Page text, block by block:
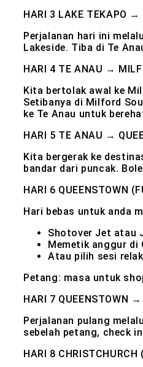
HARI 3 LAKE TEKAPO →
Perjalanan hari ini
Lakeside. Tiba di Te
HARI 4 TE ANAU →
Kita bertolak awal ke
Setibanya di Milford
ke Te Anau untuk
HARI 5 TE ANAU →
Kita bergerak ke
bandar dari puncak.
HARI 6 QUEENSTOWN
Hari bebas untuk anda
Shotover Jet atau
Memetik anggur di
Atau pilih sesi
Petang: masa untuk
HARI 7 QUEENSTOWN →
Perjalanan pulang
sebelah petang, check
HARI 8 CHRISTCHURCH